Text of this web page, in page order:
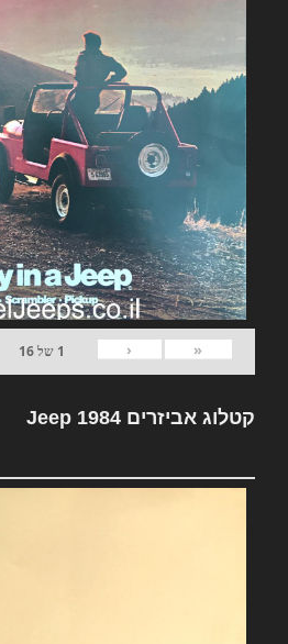
«
‹
1 של16
קטלוג אביזרים Jeep 1984